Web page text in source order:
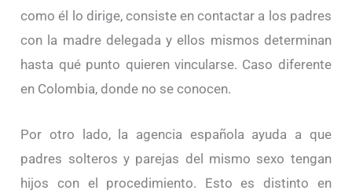
como él lo dirige, consiste en contactar a los padres
con la madre delegada y ellos mismos determinan
hasta qué punto quieren vincularse. Caso diferente
en Colombia, donde no se conocen.
Por otro lado, la agencia española ayuda a que
padres solteros y parejas del mismo sexo tengan
hijos con el procedimiento. Esto es distinto en